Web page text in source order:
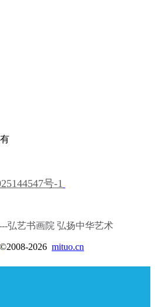
号-1
弘艺书画院 弘扬中华艺术
©2008-2026 mituo.cn